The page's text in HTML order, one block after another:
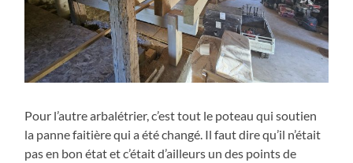
Pour l’autre arbalétrier, c’est tout le poteau qui soutien
la panne faitière qui a été changé. Il faut dire qu’il n’était
pas en bon état et c’était d’ailleurs un des points de